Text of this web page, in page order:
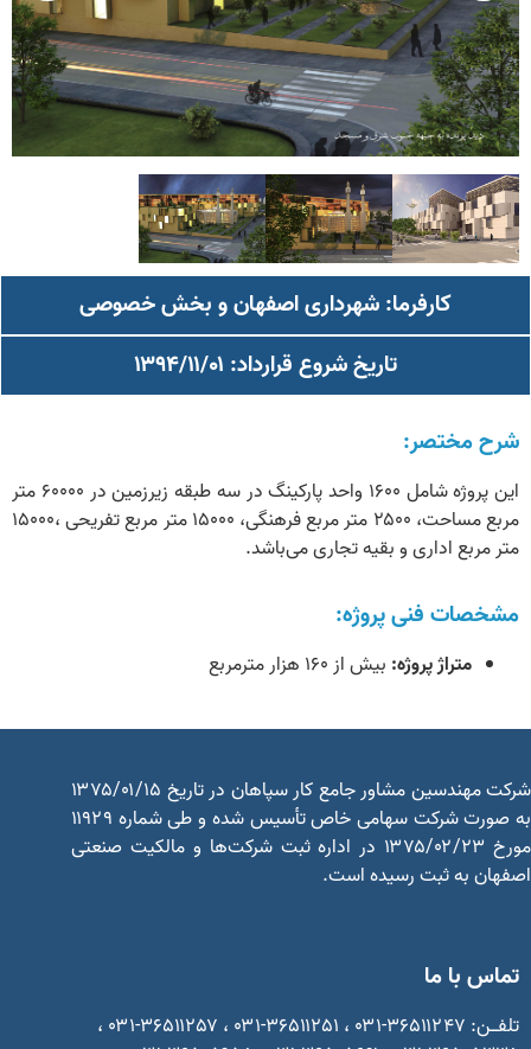
کارفرما: شهرداری اصفهان و بخش خصوصی
تاریخ شروع قرارداد: ۱۳۹۴/۱۱/۰۱
مختصر:
این پروژه شامل ۱۶۰۰ واحد پارکینگ در سه طبقه زیرزمین در ۶۰۰۰۰ متر
مربع مساحت، ۲۵۰۰ متر مربع فرهنگی، ۱۵۰۰۰ متر مربع تفریحی ،۱۵۰۰۰
مربع اداری و بقیه تجاری می‌باشد.
فنی پروژه:
متراژ پروژه:بیش از ۱۶۰ هزار مترمربع
شرکت مهندسین مشاور جامع کار سپاهان در تاریخ ۱۳۷۵/۰۱/۱۵
به صورت شرکت سهامی خاص تأسیس شده و طی شماره ۱۱۹۲۹
مورخ ۱۳۷۵/۰۲/۲۳ در اداره ثبت شرکت‌ها و مالکیت صنعتی
به ثبت رسیده است.
با ما
تلفـــن: ۳۶۵۱۱۲۴۷-۰۳۱ ، ۳۶۵۱۱۲۵۱-۰۳۱ ، ۳۶۵۱۱۲۵۷-۰۳۱ ،